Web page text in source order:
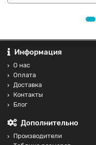
Информация
О нас
Оплата
Доставка
Контакты
Блог
Дополнительно
Производители